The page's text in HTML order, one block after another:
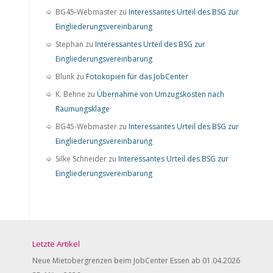
BG45-Webmaster zu Interessantes Urteil des BSG zur
Eingliederungsvereinbarung
Stephan zu Interessantes Urteil des BSG zur
Eingliederungsvereinbarung
Blunk zu Fotokopien für das JobCenter
K. Behne zu Übernahme von Umzugskosten nach
Räumungsklage
BG45-Webmaster zu Interessantes Urteil des BSG zur
Eingliederungsvereinbarung
Silke Schneider zu Interessantes Urteil des BSG zur
Eingliederungsvereinbarung
Letzte Artikel
Neue Mietobergrenzen beim JobCenter Essen ab 01.04.2026